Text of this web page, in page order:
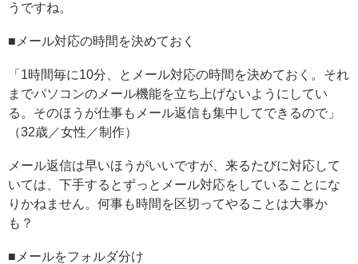
うですね。
■メール対応の時間を決めておく
「1時間毎に10分、とメール対応の時間を決めておく。それ
までパソコンのメール機能を立ち上げないようにしてい
る。そのほうが仕事もメール返信も集中してできるので」
（32歳／女性／制作）
メール返信は早いほうがいいですが、来るたびに対応して
いては、下手するとずっとメール対応をしていることにな
りかねません。何事も時間を区切ってやることは大事か
も？
■メールをフォルダ分け